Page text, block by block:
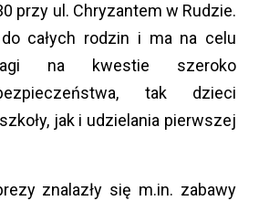
przy ul. Chryzantem w Rudzie.
całych rodzin i ma na celu
na kwestie szeroko
tak dzieci
jak i udzielania pierwszej
znalazły się m.in. zabawy